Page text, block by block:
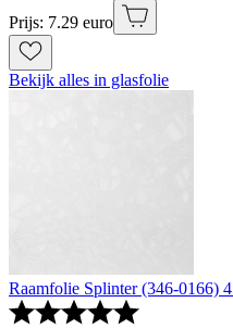
Prijs: 7.29 euro
Bekijk alles in glasfolie
Raamfolie Splinter (346-0166)